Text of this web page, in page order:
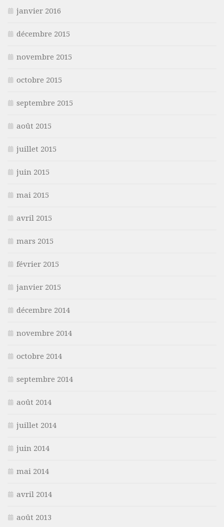
janvier 2016
décembre 2015
novembre 2015
octobre 2015
septembre 2015
août 2015
juillet 2015
juin 2015
mai 2015
avril 2015
mars 2015
février 2015
janvier 2015
décembre 2014
novembre 2014
octobre 2014
septembre 2014
août 2014
juillet 2014
juin 2014
mai 2014
avril 2014
août 2013